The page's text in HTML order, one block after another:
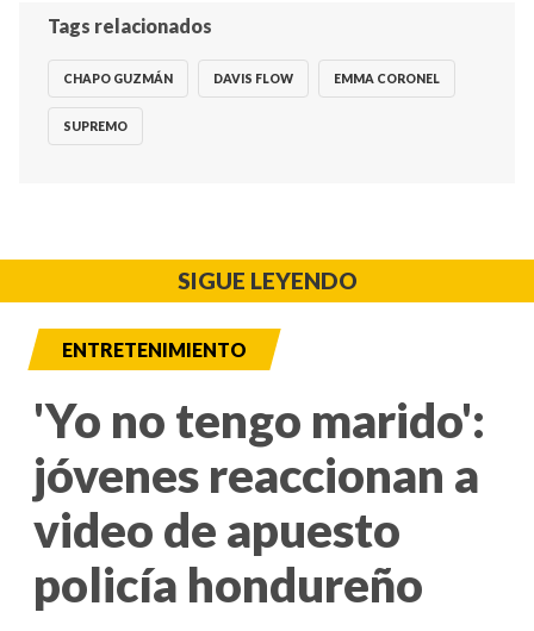
Tags relacionados
CHAPO GUZMÁN DAVIS FLOW EMMA CORONEL
SUPREMO
SIGUE LEYENDO
ENTRETENIMIENTO
'Yo no tengo marido':
jóvenes reaccionan a
video de apuesto
policía hondureño